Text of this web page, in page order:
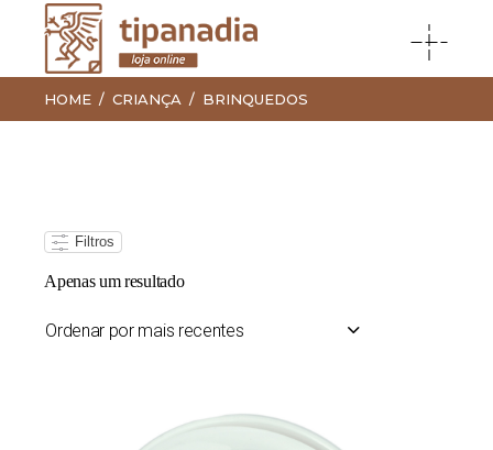
HOME CRIANÇA BRINQUEDOS
Filtros
Apenas um resultado
Ordenar por mais recentes